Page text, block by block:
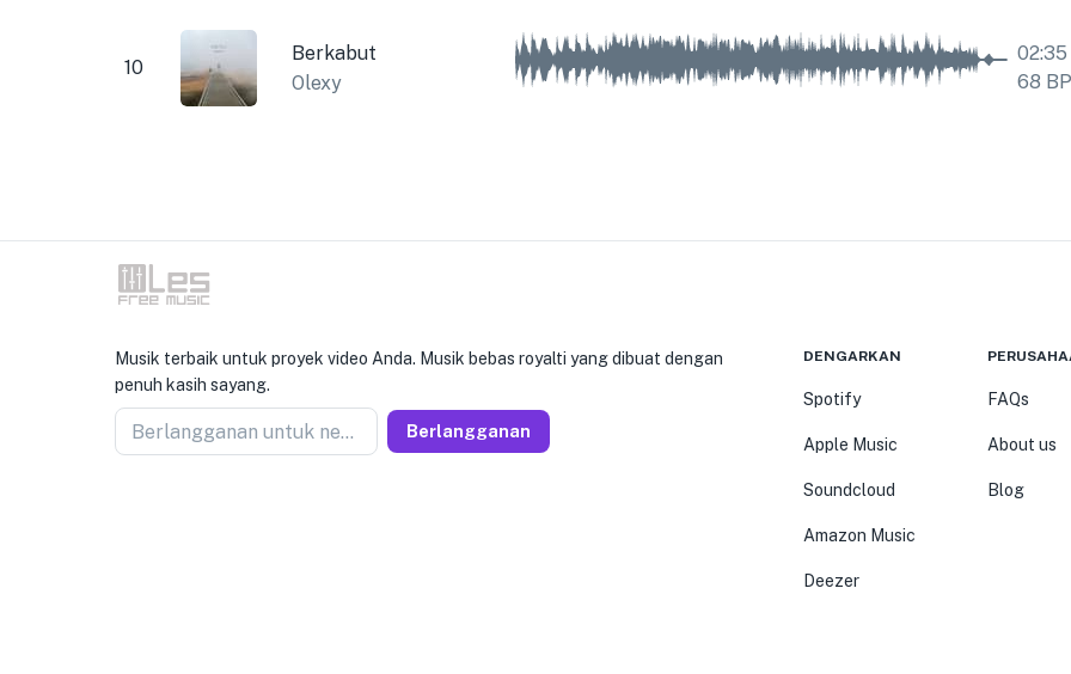
10
Berkabut
Olexy
02:35
68
Musik terbaik untuk proyek video Anda. Musik bebas royalti yang dibuat dengan
penuh kasih sayang.
Berlangganan untuk newseller Berlangganan
DENGARKAN
Spotify
Apple Music
Soundcloud
Amazon Music
Deezer
FAQs
About us
Blog